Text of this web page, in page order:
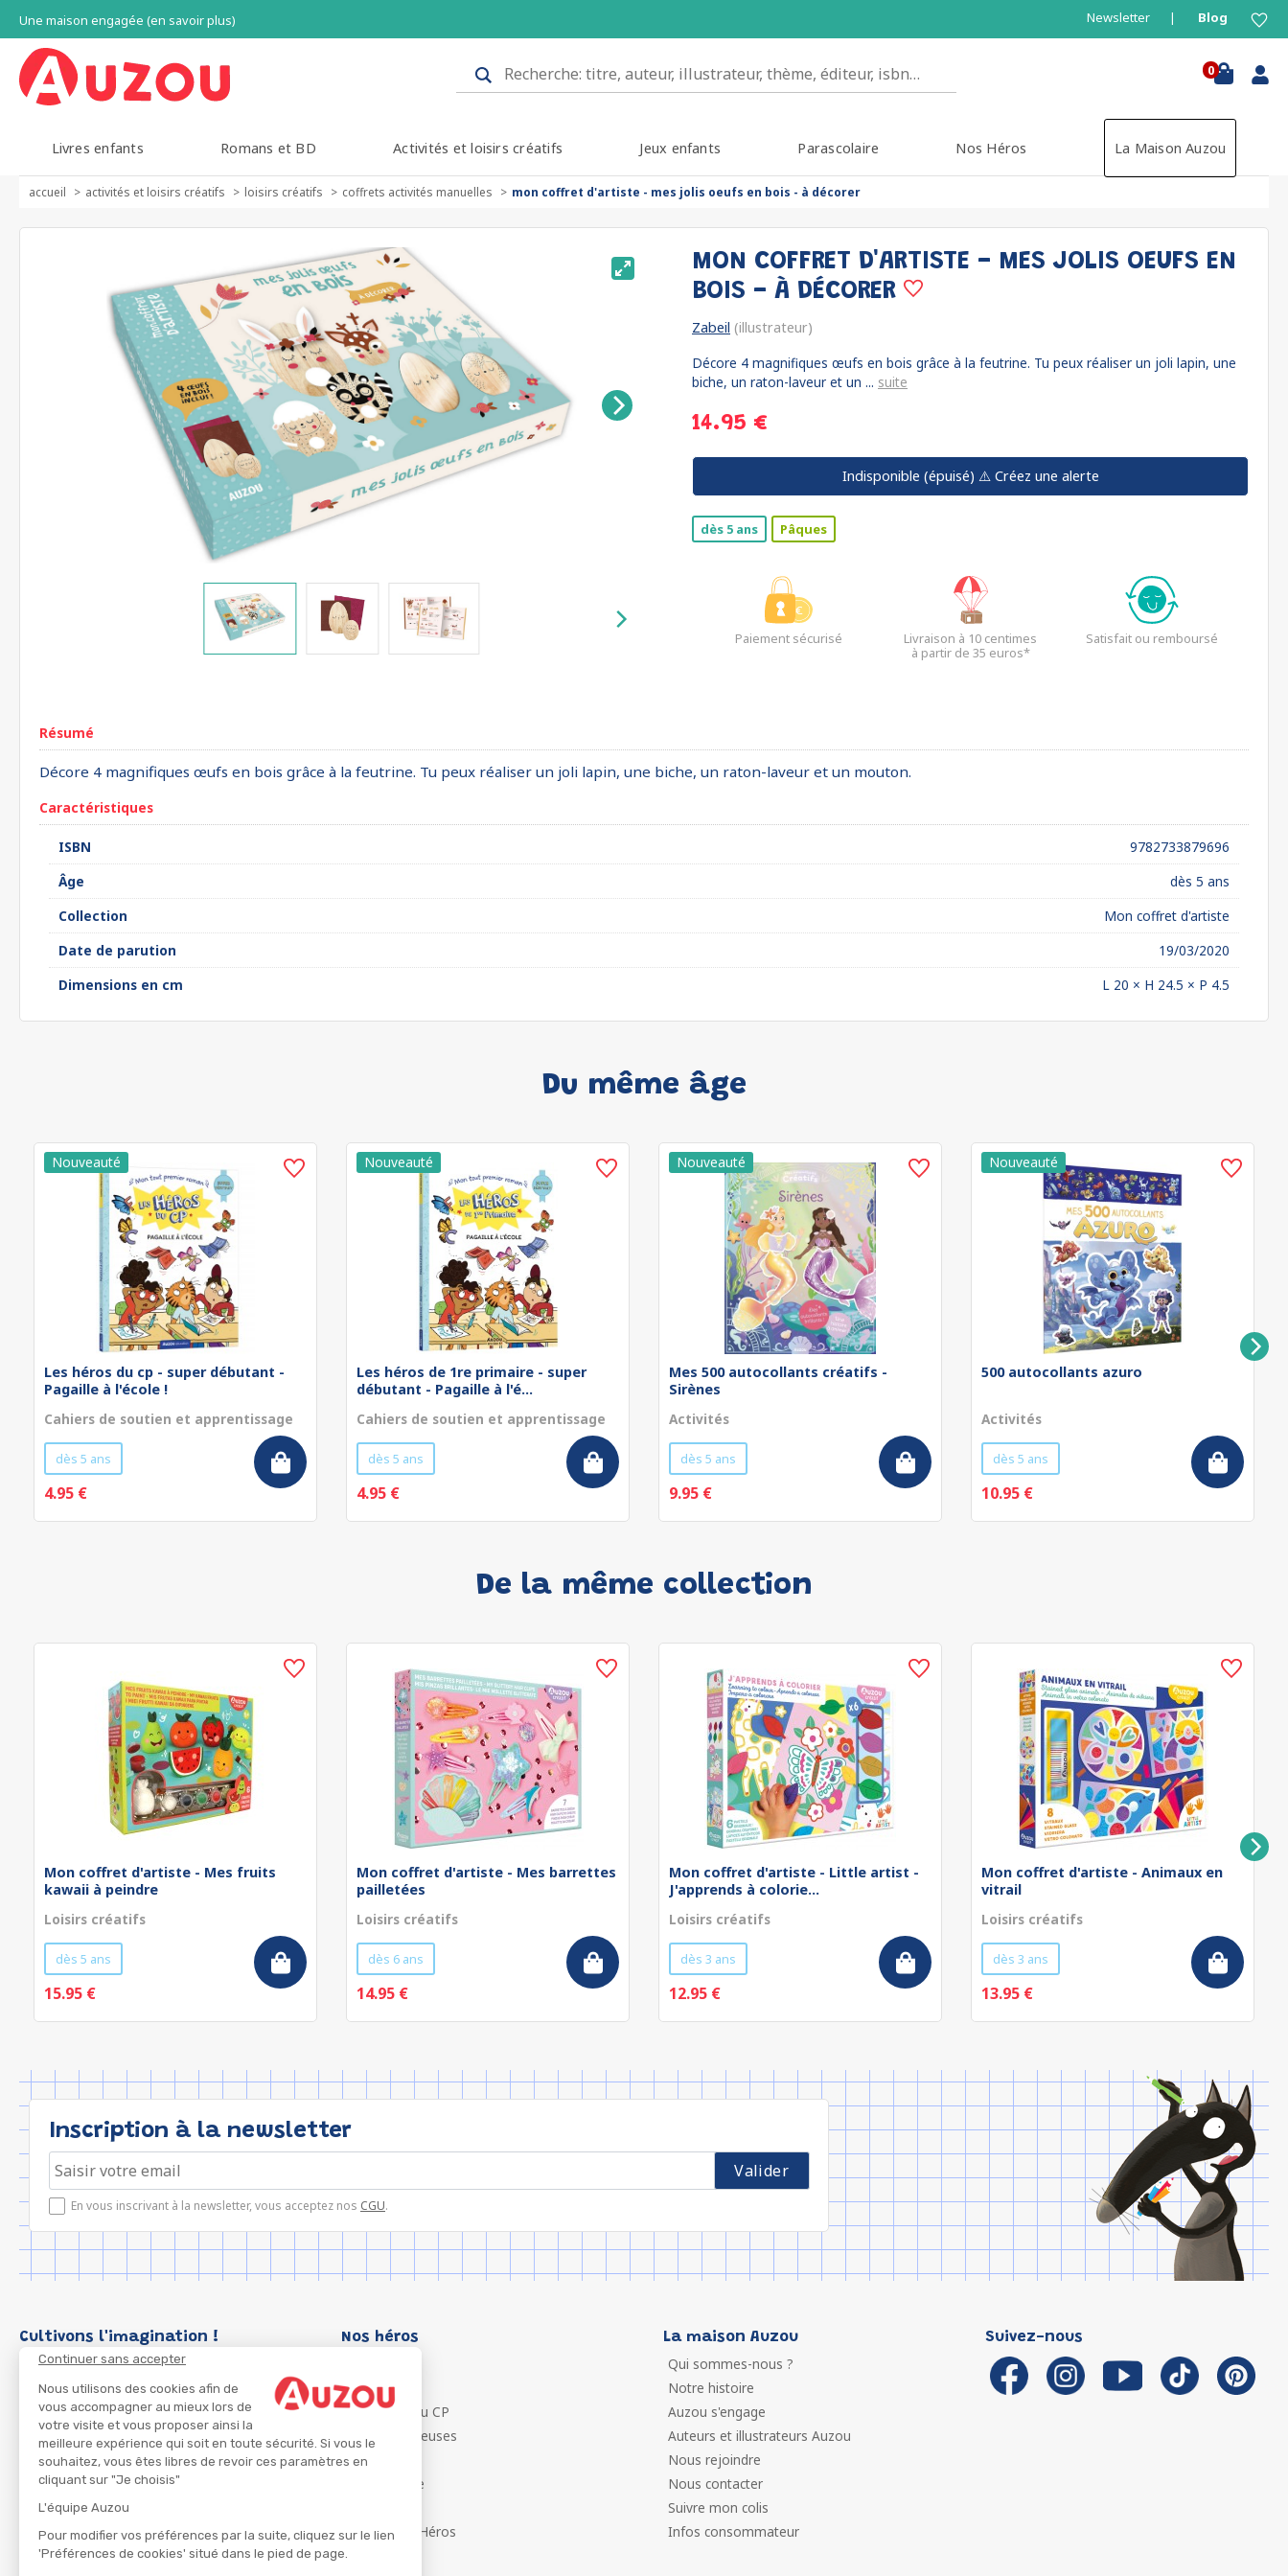
Continuer sans accepter
Nous utilisons des cookies afin de
vous accompagner au mieux lors de
votre visite et vous proposer ainsi la
meilleure expérience qui soit en toute sécurité. Si vous le
souhaitez, vous êtes libres de revoir ces paramètres en
cliquant sur "Je choisis"
L'équipe Auzou
Pour modifier vos préférences par la suite, cliquez sur le lien
'Préférences de cookies' situé dans le pied de page.
Une maison engagée (en savoir plus) Newsletter Blog
0
Livres enfants Romans et BD Activités et loisirs créatifs Jeux enfants Parascolaire Nos Héros La Maison Auzou
accueil activités et loisirs créatifs loisirs créatifs coffrets activités manuelles mon coffret d'artiste - mes jolis oeufs en bois - à décorer
MON COFFRET D'ARTISTE - MES JOLIS OEUFS EN
BOIS - À DÉCORER
Zabeil (illustrateur)
Décore 4 magnifiques œufs en bois grâce à la feutrine. Tu peux réaliser un joli lapin, une
biche, un raton-laveur et un ... suite
14.95 €
Indisponible (épuisé) ⚠️ Créez une alerte
dès 5 ans Pâques
Paiement sécurisé
Livraison à 10 centimes
à partir de 35 euros*
Satisfait ou remboursé
Résumé
Décore 4 magnifiques œufs en bois grâce à la feutrine. Tu peux réaliser un joli lapin, une biche, un raton-laveur et un mouton.
Caractéristiques
ISBN
9782733879696
Âge
dès 5 ans
Collection
Mon coffret d'artiste
Date de parution
19/03/2020
Dimensions en cm
L 20 × H 24.5 × P 4.5
Du même âge
Les héros du cp - super débutant -
Pagaille à l'école !
Cahiers de soutien et apprentissage
dès 5 ans
4.95 €
Les héros de 1re primaire - super
débutant - Pagaille à l'é...
Cahiers de soutien et apprentissage
dès 5 ans
4.95 €
Mes 500 autocollants créatifs -
Sirènes
Activités
dès 5 ans
9.95 €
500 autocollants azuro
Activités
dès 5 ans
10.95 €
De la même collection
Mon coffret d'artiste - Mes fruits
kawaii à peindre
Loisirs créatifs
dès 5 ans
15.95 €
Mon coffret d'artiste - Mes barrettes
pailletées
Loisirs créatifs
dès 6 ans
14.95 €
Mon coffret d'artiste - Little artist -
J'apprends à colorie...
Loisirs créatifs
dès 3 ans
12.95 €
Mon coffret d'artiste - Animaux en
vitrail
Loisirs créatifs
dès 3 ans
13.95 €
Inscription à la newsletter
En vous inscrivant à la newsletter, vous acceptez nos CGU.
Cultivons l'imagination ! Nos héros
P'tit Loup
Les Héros du CP
Les Influenceuses
Migali
Petite Taupe
Ma Boîte à Héros
La maison Auzou
Qui sommes-nous ?
Notre histoire
Auzou s'engage
Auteurs et illustrateurs Auzou
Nous rejoindre
Nous contacter
Suivre mon colis
Infos consommateur
Suivez-nous